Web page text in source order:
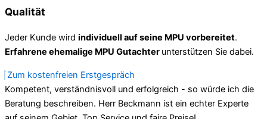
Qualität
Jeder Kunde wird individuell auf seine MPU vorbereitet.
Erfahrene ehemalige MPU Gutachter unterstützen Sie dabei.
Zum kostenfreien Erstgespräch
Kompetent, verständnisvoll und erfolgreich - so würde ich die
Beratung beschreiben. Herr Beckmann ist ein echter Experte